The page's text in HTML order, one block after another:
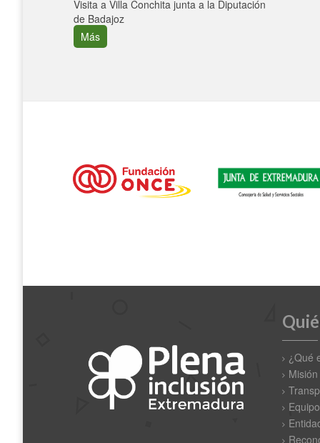
Visita a Villa Conchita junta a la Diputación
de Badajoz
Más
¿Qué
Misión
Equipo